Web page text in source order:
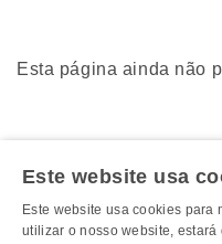
Esta página ainda não
Este website usa
Este website usa cookies
utilizar o nosso website,